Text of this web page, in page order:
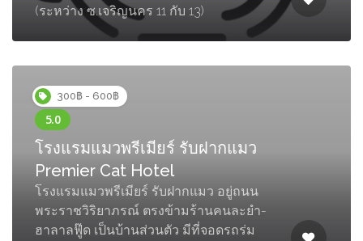
(ระหว่าง ซ.เจริญนคร 11 กับ 13)
300฿ - 600฿
โรงแรมแมวพรีเมียร์ รับฝากแมว
Premier Cat Hotel
โรงแรมแมวพรีเมียร์ รับฝากแมว อยู่ถนน
พระราชวิริยาภรณ์ ตรงข้ามร้านคนละยำ-
ฮาลาลฟู๊ด เป็นบ้านส่วนตัว มีที่จอดรถร่ม